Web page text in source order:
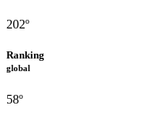
202º
Ranking
global
58º